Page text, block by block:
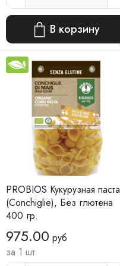
В корзину
PROBIOS Кукурузная паста
(Conchiglie), Без глютена
400 гр.
975.00 руб
за 1 шт